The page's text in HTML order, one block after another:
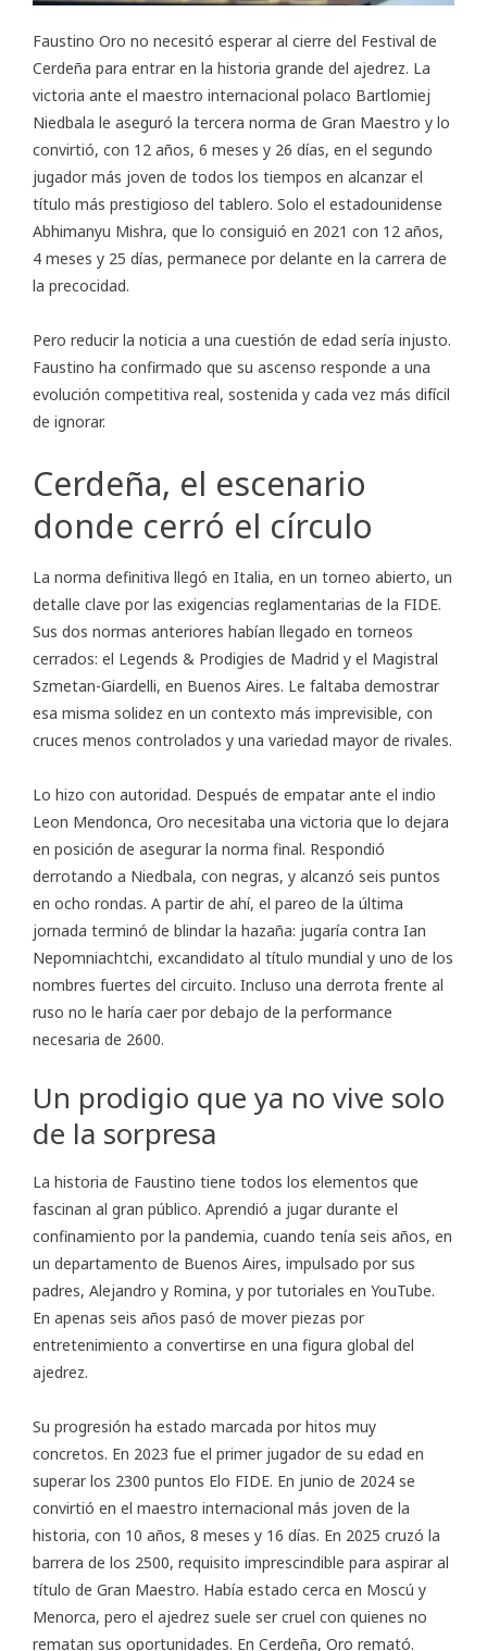
Faustino Oro no necesitó esperar al cierre del Festival de
Cerdeña para entrar en la historia grande del ajedrez. La
victoria ante el maestro internacional polaco Bartlomiej
Niedbala le aseguró la tercera norma de Gran Maestro y lo
convirtió, con 12 años, 6 meses y 26 días, en el segundo
jugador más joven de todos los tiempos en alcanzar el
título más prestigioso del tablero. Solo el estadounidense
Abhimanyu Mishra, que lo consiguió en 2021 con 12 años,
4 meses y 25 días, permanece por delante en la carrera de
la precocidad.
Pero reducir la noticia a una cuestión de edad sería injusto.
Faustino ha confirmado que su ascenso responde a una
evolución competitiva real, sostenida y cada vez más difícil
de ignorar.
Cerdeña, el escenario
donde cerró el círculo
La norma definitiva llegó en Italia, en un torneo abierto, un
detalle clave por las exigencias reglamentarias de la FIDE.
Sus dos normas anteriores habían llegado en torneos
cerrados: el Legends & Prodigies de Madrid y el Magistral
Szmetan-Giardelli, en Buenos Aires. Le faltaba demostrar
esa misma solidez en un contexto más imprevisible, con
cruces menos controlados y una variedad mayor de rivales.
Lo hizo con autoridad. Después de empatar ante el indio
Leon Mendonca, Oro necesitaba una victoria que lo dejara
en posición de asegurar la norma final. Respondió
derrotando a Niedbala, con negras, y alcanzó seis puntos
en ocho rondas. A partir de ahí, el pareo de la última
jornada terminó de blindar la hazaña: jugaría contra Ian
Nepomniachtchi, excandidato al título mundial y uno de los
nombres fuertes del circuito. Incluso una derrota frente al
ruso no le haría caer por debajo de la performance
necesaria de 2600.
Un prodigio que ya no vive solo
de la sorpresa
La historia de Faustino tiene todos los elementos que
fascinan al gran público. Aprendió a jugar durante el
confinamiento por la pandemia, cuando tenía seis años, en
un departamento de Buenos Aires, impulsado por sus
padres, Alejandro y Romina, y por tutoriales en YouTube.
En apenas seis años pasó de mover piezas por
entretenimiento a convertirse en una figura global del
ajedrez.
Su progresión ha estado marcada por hitos muy
concretos. En 2023 fue el primer jugador de su edad en
superar los 2300 puntos Elo FIDE. En junio de 2024 se
convirtió en el maestro internacional más joven de la
historia, con 10 años, 8 meses y 16 días. En 2025 cruzó la
barrera de los 2500, requisito imprescindible para aspirar al
título de Gran Maestro. Había estado cerca en Moscú y
Menorca, pero el ajedrez suele ser cruel con quienes no
rematan sus oportunidades. En Cerdeña, Oro remató.